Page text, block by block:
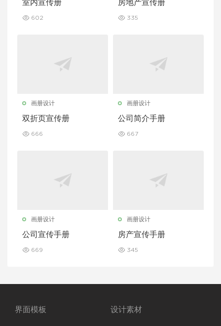
室内宣传册
602
房地产宣传册
335
画册设计
双折页宣传册
666
画册设计
公司简介手册
667
画册设计
公司宣传手册
669
画册设计
房产宣传手册
345
界面模板 设计素材